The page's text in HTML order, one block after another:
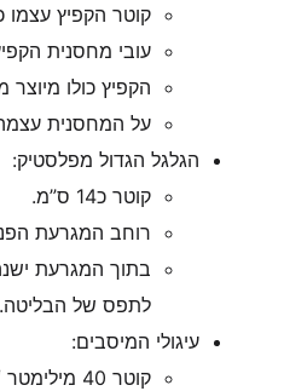
קוטר הקפיץ עצמו כ6.4
עובי מחסנית הקפיץ 1.5
הקפיץ כולו
על המחסנית
הגלגל הגדול מפלסטיק:
קוטר כ14 ס”מ.
רוחב המגרעת
בתוך המגרעת
לתפס של הבליטה.
עיגולי המיסבים:
קוטר 40 מילימטר / 4 ס”מ.